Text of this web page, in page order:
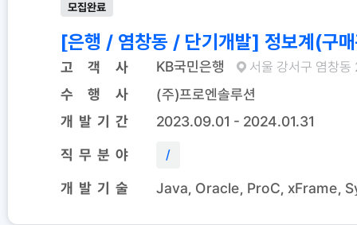
모집완료
[은행 / 염창동 / 단기개발] 정보계(구
고 객 사 KB국민은행 서울 강서구 염창
수 행 사
(주)프로엔솔루션
개 발 기 간
2023.09.01 - 2024.01.31
직 무 분 야
/
개 발 기 술 Java, Oracle, ProC, xFrame,